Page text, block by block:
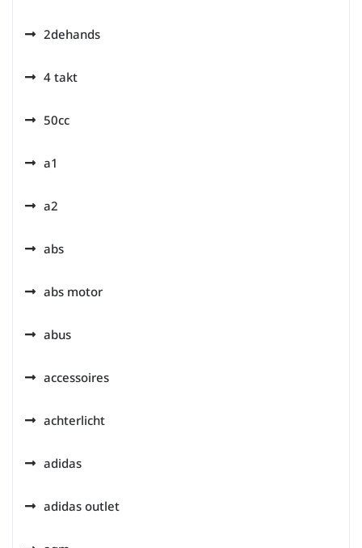
2dehands
4 takt
50cc
a1
a2
abs
abs motor
abus
accessoires
achterlicht
adidas
adidas outlet